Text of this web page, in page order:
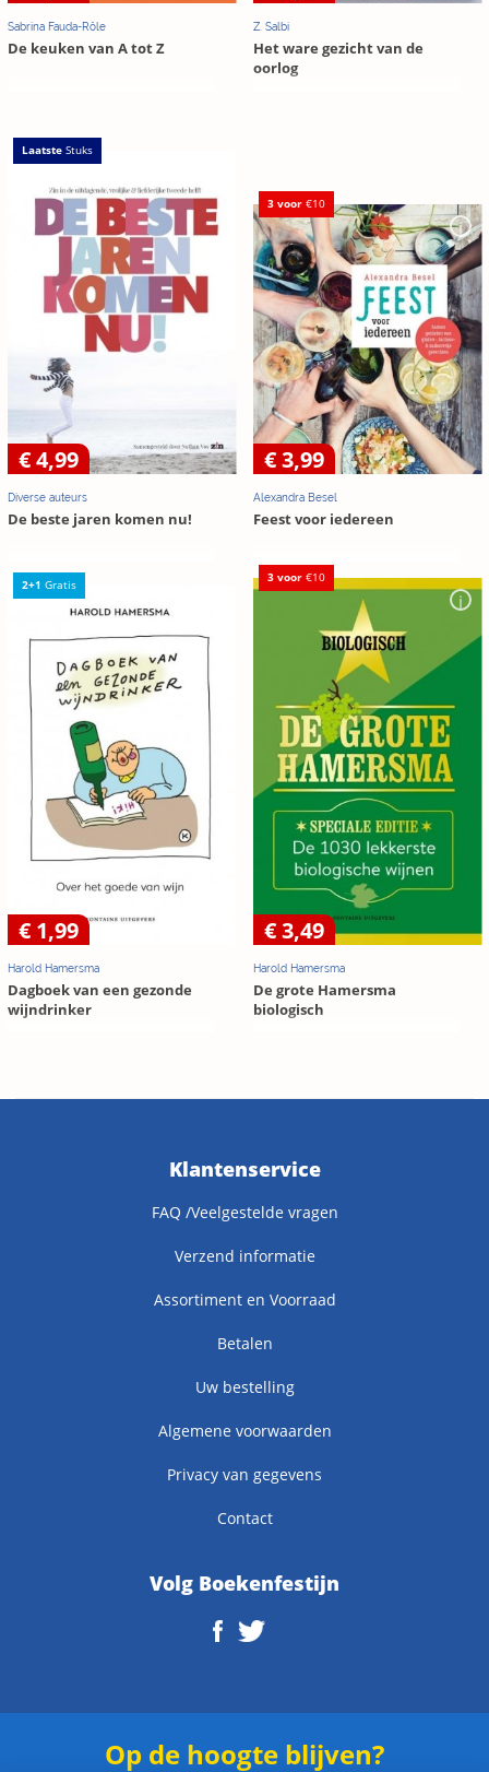
Sabrina Fauda-Rôle
De keuken van A tot Z
Z. Salbi
Het ware gezicht van de
oorlog
LaatsteStuks
€ 4,99
Diverse auteurs
De beste jaren komen nu!
3 voor€10
€ 3,99
Alexandra Besel
Feest voor iedereen
2+1 Gratis
€ 1,99
Harold Hamersma
Dagboek van een gezonde
wijndrinker
3 voor€10
€ 3,49
Harold Hamersma
De grote Hamersma
biologisch
Klantenservice
FAQ /Veelgestelde vragen
Verzend informatie
Assortiment en Voorraad
Betalen
Uw bestelling
Algemene voorwaarden
Privacy van gegevens
Contact
Volg Boekenfestijn
Op de hoogte blijven?